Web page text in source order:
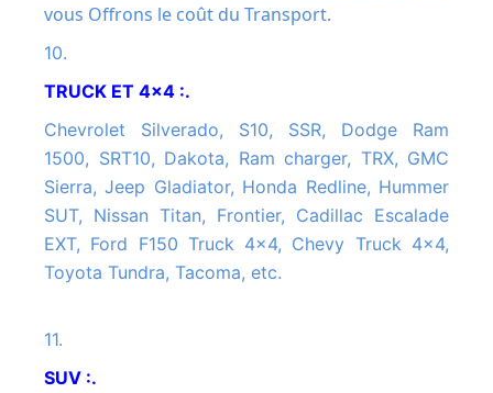
vous Offrons le coût du Transport.
10.
TRUCK ET 4x4 :.
Chevrolet Silverado, S10, SSR, Dodge Ram
1500, SRT10, Dakota, Ram charger, TRX, GMC
Sierra, Jeep Gladiator, Honda Redline, Hummer
SUT, Nissan Titan, Frontier, Cadillac Escalade
EXT, Ford F150 Truck 4x4, Chevy Truck 4x4,
Toyota Tundra, Tacoma, etc.
11.
SUV :.